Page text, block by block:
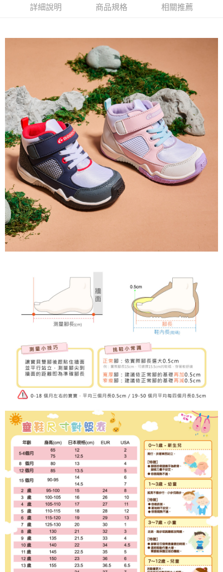
３．安心：先確認商品／服務後，再付款。
結帳頁面，進行簡訊認證並確認金額後，即可完成結帳。
２．訂單成立數日內，您將收到繳費通知簡訊。
３．收到繳費通知簡訊後14天內，點擊此簡訊中的連結，可透過四大超商／
ATM／網路銀行／等多元方式進行付款，方視為交易完成。
※ 請注意：結帳手續完成當下不需立刻繳費，但若您需要取消訂單，請聯絡
購買商品的店家。未經商家同意取消之訂單仍視為有效，需透過AFTEE先享
後付繳納相關費用。
※ 交易是否成功請以「AFTEE先享後付 」之結帳頁面顯示為準，若有關於
是否繳費成功／繳費後需取消欲退款等相關疑問，請聯繫「AFTEE先享後付
客戶支援中心」
https://netprotections.freshdesk.com/support/home
【注意事項】
１．透過由恩沛科技股份有限公司提供之「AFTEE先享後付」服務完成之交
易，需依本服務之必要範圍內提供個人資料，並將交易相關給付款項請求債
權轉讓予恩沛科技股份有限公司。
２．關於個人資料處理事宜，請瀏覽以下網址：
https://aftee.tw/terms/#terms3
３．未成年的使用者請事先徵得法定代理人或監護人之同意方可使用
「AFTEE先享後付」，若未經同意申辦者引起之損失，本公司不負相關責
任。
４．使用「AFTEE先享後付」時，將依據個別帳號之用戶狀況，依本公司即
時審查核予不同之上限額度；若仍有額度不足之情形，本公司將視審查結果
請求用戶進行身份認證。
５．嚴禁一人註冊多個帳號或使用他人資訊註冊。若發現惡意使用之情形，
全家取貨
每筆NT$80，滿NT$1,000(含以上)免運費
每筆NT$80，滿NT$1,000(含以上)免運費
宅配
每筆NT$80，滿NT$1,000(含以上)免運費
詳細說明 商品規格 相關推薦